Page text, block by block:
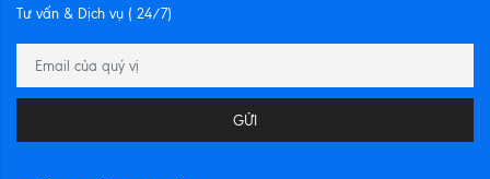
Tư vấn & Dịch vụ ( 24/7)
GỬI